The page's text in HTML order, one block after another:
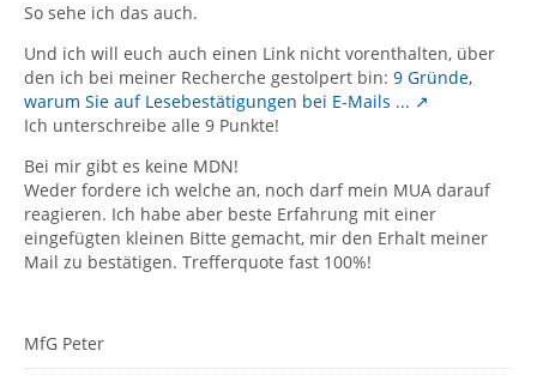
So sehe ich das auch.
Und ich will euch auch einen Link nicht vorenthalten, über
den ich bei meiner Recherche gestolpert bin: 9 Gründe,
warum Sie auf Lesebestätigungen bei E-Mails ...
Ich unterschreibe alle 9 Punkte!
Bei mir gibt es keine MDN!
Weder fordere ich welche an, noch darf mein MUA darauf
reagieren. Ich habe aber beste Erfahrung mit einer
eingefügten kleinen Bitte gemacht, mir den Erhalt meiner
Mail zu bestätigen. Trefferquote fast 100%!
MfG Peter